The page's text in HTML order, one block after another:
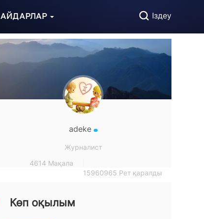
АЙДАРЛАР Іздеу
adeke
Журналист
4614 Мақала
15960965 Рет қаралды
Көп оқылым